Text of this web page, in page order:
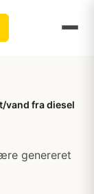
vand fra diesel
genereret